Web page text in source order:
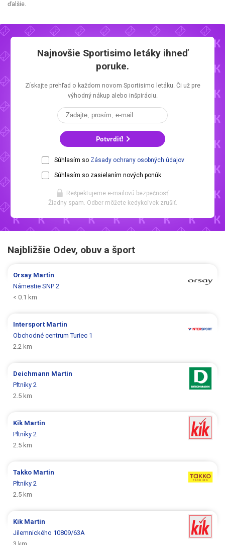
ďalšie.
Najnovšie Sportisimo letákyihneď
poruke.
Získajte prehľad o každom novom Sportisimo letáku. Či už pre
výhodný nákup alebo inšpiráciu.
Potvrdiť!
Súhlasím so Zásady ochrany osobných údajov
Súhlasím so zasielaním nových ponúk
Rešpektujeme e-mailovú bezpečnosť.
Žiadny spam. Odber môžete kedykoľvek zrušiť.
Najbližšie Odev, obuv a šport
Orsay Martin
Námestie SNP 2
< 0.1 km
Intersport Martin
Obchodné centrum Turiec 1
2.2 km
Deichmann Martin
Pltníky 2
2.5 km
Kik Martin
Pltníky 2
2.5 km
Takko Martin
Pltníky 2
2.5 km
Kik Martin
Jilemnického 10809/63A